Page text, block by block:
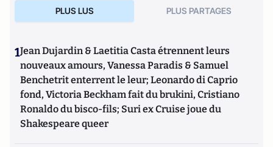
PLUS LUS PLUS PARTAGES
1Jean Dujardin & Laetitia Casta étrennent leurs
nouveaux amours, Vanessa Paradis & Samuel
Benchetrit enterrent le leur; Leonardo di Caprio
fond, Victoria Beckham fait du brukini, Cristiano
Ronaldo du bisco-fils; Suri ex Cruise joue du
Shakespeare queer